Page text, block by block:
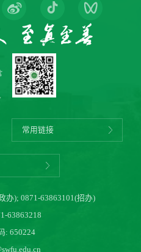
常用链接
办); 0871-63863101(招办)
63863218
: 650224